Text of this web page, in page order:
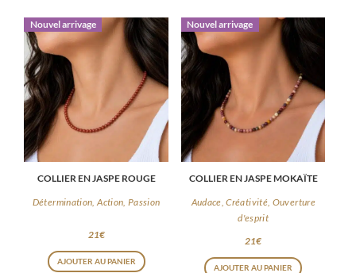
Nouvel arrivage
COLLIER EN JASPE ROUGE
Détermination, Action, Passion
21€
AJOUTER AU PANIER
Nouvel arrivage
COLLIER EN JASPE MOKAÏTE
Audace, Créativité, Ouverture
d'esprit
21€
AJOUTER AU PANIER